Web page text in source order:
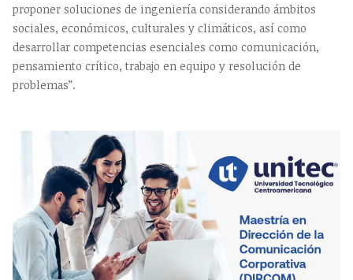
proponer soluciones de ingeniería considerando ámbitos
sociales, económicos, culturales y climáticos, así como
desarrollar competencias esenciales como comunicación,
pensamiento crítico, trabajo en equipo y resolución de
problemas”.